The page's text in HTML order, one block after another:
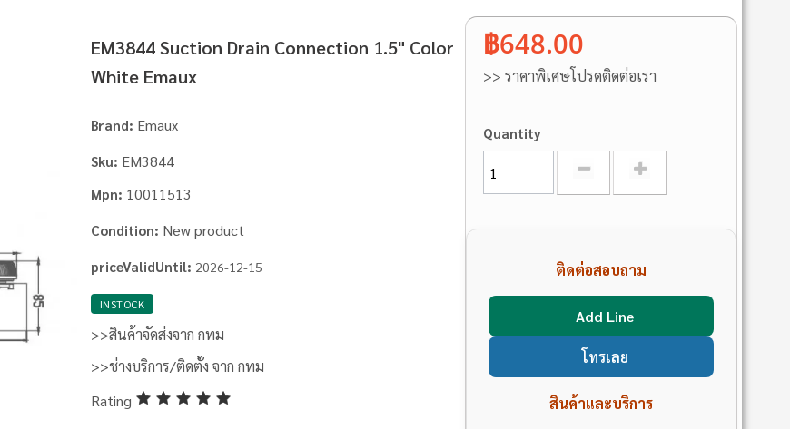
EM3844 Suction Drain Connection 1.5" Color
White Emaux
Brand: Emaux
Sku: EM3844
Mpn: 10011513
Condition: New product
priceValidUntil: 2026-12-15
INSTOCK
>>สินค้าจัดส่งจาก กทม
>>ช่างบริการ/ติดตั้ง จาก กทม
Rating
฿648.00
>> ราคาพิเศษโปรดติดต่อเรา
Quantity
ติดต่อสอบถาม
Add Line
โทรเลย
สินค้าและบริการ